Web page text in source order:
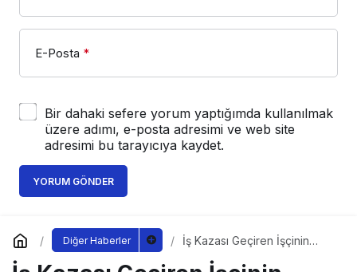
E-Posta *
Bir dahaki sefere yorum yaptığımda kullanılmak
üzere adımı, e-posta adresimi ve web site
adresimi bu tarayıcıya kaydet.
YORUM GÖNDER
Diğer Haberler
İş Kazası Geçiren İşçinin